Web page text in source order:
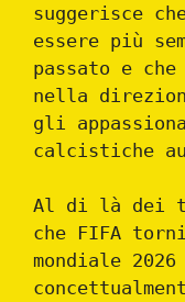
suggerisce
essere più
passato e
nella
gli
calcistiche
Al di là dei
che FIFA
mondiale